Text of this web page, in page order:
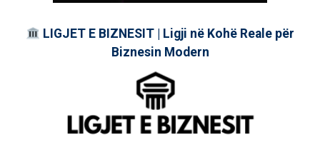
LIGJET E BIZNESIT | Ligji në Kohë Reale për
Biznesin Modern